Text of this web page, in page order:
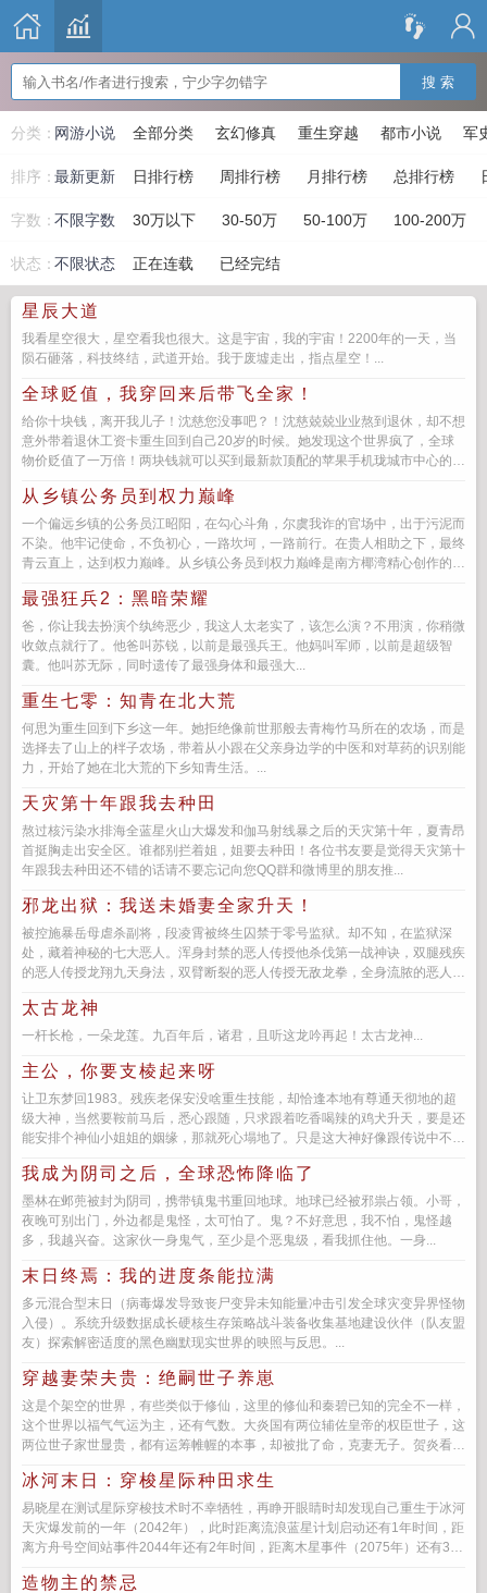
搜 索
分类： 全部分类 玄幻修真 重生穿越 都市小说 军
网游小说
排序： 日排行榜 周排行榜 月排行榜 总排行榜
最新更新
字数：不限字数 30万以下 30-50万 50-100万 100-200万
状态：不限状态 正在连载 已经完结
星辰大道
我看星空很大，星空看我也很大。这是宇宙，我的宇宙！2200年的一天，当
陨石砸落，科技终结，武道开始。我于废墟走出，指点星空！...
全球贬值，我穿回来后带飞全家！
给你十块钱，离开我儿子！沈慈您没事吧？！沈慈兢兢业业熬到退休，却不想
意外带着退休工资卡重生回到自己20岁的时候。她发现这个世界疯了，全球
物价贬值了一万倍！两块钱就可以买到最新款顶配的苹果手机珑城市中心的大
从乡镇公务员到权力巅峰
一个偏远乡镇的公务员江昭阳，在勾心斗角，尔虞我诈的官场中，出于污泥而
不染。他牢记使命，不负初心，一路坎坷，一路前行。在贵人相助之下，最终
青云直上，达到权力巅峰。从乡镇公务员到权力巅峰是南方椰湾精心创作的青
最强狂兵2：黑暗荣耀
爸，你让我去扮演个纨绔恶少，我这人太老实了，该怎么演？不用演，你稍微
收敛点就行了。他爸叫苏锐，以前是最强兵王。他妈叫军师，以前是超级智
囊。他叫苏无际，同时遗传了最强身体和最强大...
重生七零：知青在北大荒
何思为重生回到下乡这一年。她拒绝像前世那般去青梅竹马所在的农场，而是
选择去了山上的柈子农场，带着从小跟在父亲身边学的中医和对草药的识别能
力，开始了她在北大荒的下乡知青生活。...
天灾第十年跟我去种田
熬过核污染水排海全蓝星火山大爆发和伽马射线暴之后的天灾第十年，夏青昂
首挺胸走出安全区。谁都别拦着姐，姐要去种田！各位书友要是觉得天灾第十
年跟我去种田还不错的话请不要忘记向您QQ群和微博里的朋友推...
邪龙出狱：我送未婚妻全家升天！
被控施暴岳母虐杀副将，段凌霄被终生囚禁于零号监狱。却不知，在监狱深
处，藏着神秘的七大恶人。浑身封禁的恶人传授他杀伐第一战神诀，双腿残疾
的恶人传授龙翔九天身法，双臂断裂的恶人传授无敌龙拳，全身流脓的恶人传
太古龙神
一杆长枪，一朵龙莲。九百年后，诸君，且听这龙吟再起！太古龙神...
主公，你要支棱起来呀
让卫东梦回1983。残疾老保安没啥重生技能，却恰逢本地有尊通天彻地的超
级大神，当然要鞍前马后，悉心跟随，只求跟着吃香喝辣的鸡犬升天，要是还
能安排个神仙小姐姐的姻缘，那就死心塌地了。只是这大神好像跟传说中不太
我成为阴司之后，全球恐怖降临了
墨林在邺蔸被封为阴司，携带镇鬼书重回地球。地球已经被邪祟占领。小哥，
夜晚可别出门，外边都是鬼怪，太可怕了。鬼？不好意思，我不怕，鬼怪越
多，我越兴奋。这家伙一身鬼气，至少是个恶鬼级，看我抓住他。一身...
末日终焉：我的进度条能拉满
多元混合型末日（病毒爆发导致丧尸变异未知能量冲击引发全球灾变异界怪物
入侵）。系统升级数据成长硬核生存策略战斗装备收集基地建设伙伴（队友盟
友）探索解密适度的黑色幽默现实世界的映照与反思。...
穿越妻荣夫贵：绝嗣世子养崽
这是个架空的世界，有些类似于修仙，这里的修仙和秦碧已知的完全不一样，
这个世界以福气气运为主，还有气数。大炎国有两位辅佐皇帝的权臣世子，这
两位世子家世显贵，都有运筹帷幄的本事，却被批了命，克妻无子。贺炎看向
冰河末日：穿梭星际种田求生
易晓星在测试星际穿梭技术时不幸牺牲，再睁开眼睛时却发现自己重生于冰河
天灾爆发前的一年（2042年），此时距离流浪蓝星计划启动还有1年时间，距
离方舟号空间站事件2044年还有2年时间，距离木星事件（2075年）还有33
造物主的禁忌